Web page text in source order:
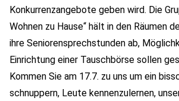
Konkurrenzangebote geben wird. Die
Wohnen zu Hause“ hält in den Räumen
ihre Seniorensprechstunden ab,
Einrichtung einer Tauschbörse sollen
Kommen Sie am 17.7. zu uns um ein
schnuppern, Leute kennenzulernen,